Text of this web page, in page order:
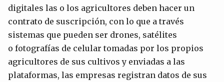
digitales las o los agricultores deben hacer un
contrato de suscripción, con lo que a través
sistemas que pueden ser drones, satélites
o fotografías de celular tomadas por los propios
agricultores de sus cultivos y enviadas a las
plataformas, las empresas registran datos de sus